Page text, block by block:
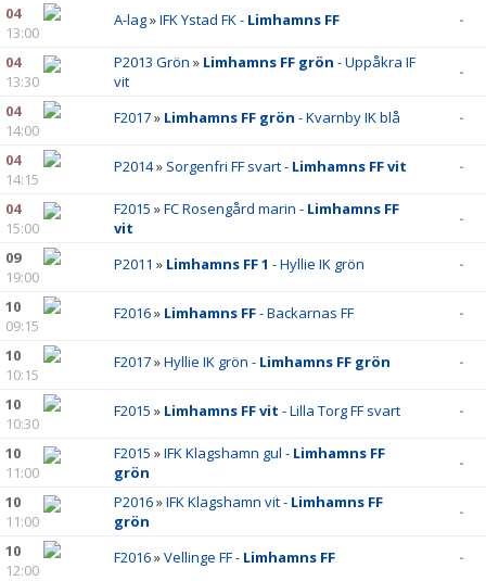
04
13:00
A-lag»IFK Ystad FK - Limhamns FF -
04
13:30
P2013 Grön » Limhamns FF grön - Uppåkra IF
vit
-
04
14:00
F2017» Limhamns FF grön - Kvarnby IK blå -
04
14:15
P2014» Sorgenfri FF svart - Limhamns FF vit -
04
15:00
F2015 »FC Rosengård marin - Limhamns FF
vit
-
09
19:00
P2011 » Limhamns FF 1 - Hyllie IK grön -
10
09:15
F2016» Limhamns FF- Backarnas FF -
10
10:15
F2017»Hyllie IK grön - Limhamns FF grön -
10
10:30
F2015 » Limhamns FF vit - Lilla Torg FF svart -
10
11:00
F2015 »IFK Klagshamn gul - Limhamns FF
grön
-
10
11:00
P2016»IFK Klagshamn vit - Limhamns FF
grön
-
10
12:00
F2016»Vellinge FF - Limhamns FF -